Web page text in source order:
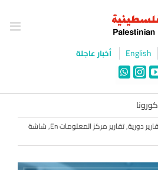
English أخبار عاجلة
YouTube
Instagram
WhatsApp
دورية,تقارير مركز المعلومات En ,شاشة